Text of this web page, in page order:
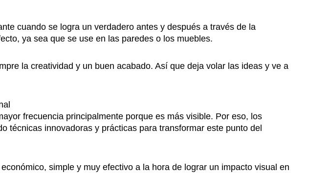
cuando se logra un verdadero antes y después a través de la
ya sea que se use en las paredes o los muebles.
la creatividad y un buen acabado. Así que deja volar las ideas y ve a
frecuencia principalmente porque es más visible. Por eso, los
técnicas innovadoras y prácticas para transformar este punto del
simple y muy efectivo a la hora de lograr un impacto visual en